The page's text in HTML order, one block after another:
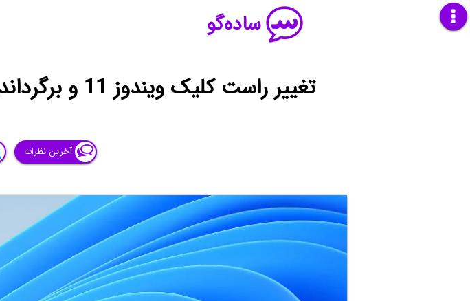
ساده‌گو
تغییر راست کلیک ویندوز 11 و برگرداندن گزینه‌های منو راست کلیک قدیمی
آخرین نظرات